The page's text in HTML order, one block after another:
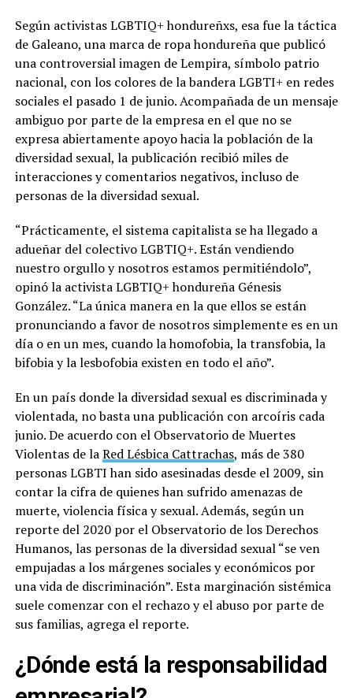
Según activistas LGBTIQ+ hondureñxs, esa fue la táctica
de Galeano, una marca de ropa hondureña que publicó
una controversial imagen de Lempira, símbolo patrio
nacional, con los colores de la bandera LGBTI+ en redes
sociales el pasado 1 de junio. Acompañada de un mensaje
ambiguo por parte de la empresa en el que no se
expresa abiertamente apoyo hacia la población de la
diversidad sexual, la publicación recibió miles de
interacciones y comentarios negativos, incluso de
personas de la diversidad sexual.
“Prácticamente, el sistema capitalista se ha llegado a
adueñar del colectivo LGBTIQ+. Están vendiendo
nuestro orgullo y nosotros estamos permitiéndolo”,
opinó la activista LGBTIQ+ hondureña Génesis
González. “La única manera en la que ellos se están
pronunciando a favor de nosotros simplemente es en un
día o en un mes, cuando la homofobia, la transfobia, la
bifobia y la lesbofobia existen en todo el año”.
En un país donde la diversidad sexual es discriminada y
violentada, no basta una publicación con arcoíris cada
junio. De acuerdo con el Observatorio de Muertes
Violentas de laRed Lésbica Cattrachas, más de 380
personas LGBTI han sido asesinadas desde el 2009, sin
contar la cifra de quienes han sufrido amenazas de
muerte, violencia física y sexual. Además, según un
reporte del 2020 por el Observatorio de los Derechos
Humanos, las personas de la diversidad sexual “se ven
empujadas a los márgenes sociales y económicos por
una vida de discriminación”. Esta marginación sistémica
suele comenzar con el rechazo y el abuso por parte de
sus familias, agrega el reporte.
¿Dónde está la responsabilidad